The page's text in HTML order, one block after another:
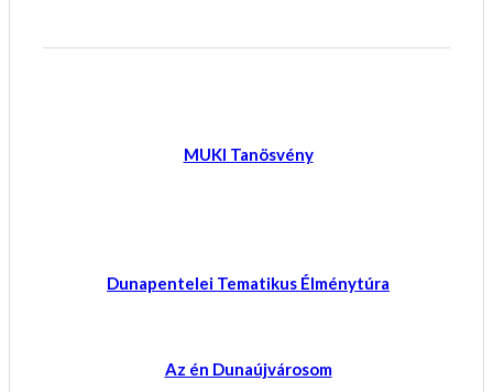
MUKI Tanösvény
Dunapentelei Tematikus Élménytúra
Az én Dunaújvárosom